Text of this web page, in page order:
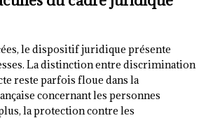
le dispositif juridique présente
La distinction entre discrimination
reste parfois floue dans la
concernant les personnes
la protection contre les